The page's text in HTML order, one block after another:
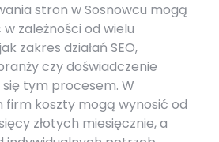
stron w Sosnowcu mogą
zależności od wielu
zakres działań SEO,
czy doświadczenie
tym procesem. W
firm koszty mogą wynosić od
złotych miesięcznie, a